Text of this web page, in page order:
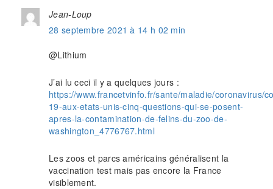
Jean-Loup
28 septembre 2021 à 14 h 02 min
@Lithium
J’ai lu ceci il y a quelques jours :
https://www.francetvinfo.fr/sante/maladie/coronavirus/
19-aux-etats-unis-cinq-questions-qui-se-posent-
apres-la-contamination-de-felins-du-zoo-de-
washington_4776767.html
Les zoos et parcs américains généralisent la
vaccination test mais pas encore la France
visiblement.